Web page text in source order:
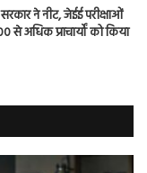
ने नीट, जेईई परीक्षाओं
से अधिक प्राचार्यों को किया